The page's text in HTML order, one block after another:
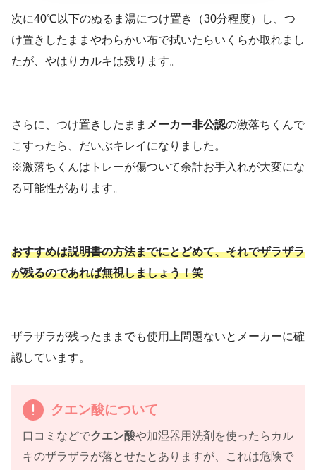
次に40℃以下のぬるま湯につけ置き（30分程度）し、つ
け置きしたままやわらかい布で拭いたらいくらか取れまし
たが、やはりカルキは残ります。
さらに、つけ置きしたまま メーカー非公認の激落ちくんで
こすったら、だいぶキレイになりました。
※激落ちくんはトレーが傷ついて余計お手入れが大変にな
る可能性があります。
おすすめは説明書の方法までにとどめて、それでザラザラ
が残るのであれば無視しましょう！笑
ザラザラが残ったままでも使用上問題ないとメーカーに確
認しています。
クエン酸について
口コミなどでクエン酸や加湿器用洗剤を使ったらカル
キのザラザラが落とせたとありますが、これは危険で